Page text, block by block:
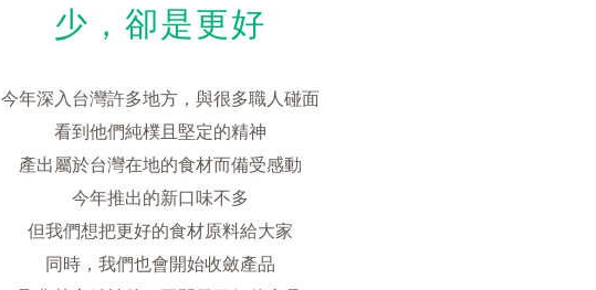
少，卻是更好
今年深入台灣許多地方，與很多職人碰面
看到他們純樸且堅定的精神
產出屬於台灣在地的食材而備受感動
今年推出的新口味不多
但我們想把更好的食材原料給大家
同時，我們也會開始收斂產品